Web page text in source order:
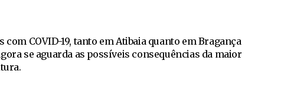
COVID-19, tanto em Atibaia quanto em Bragança
se aguarda as possíveis consequências da maior